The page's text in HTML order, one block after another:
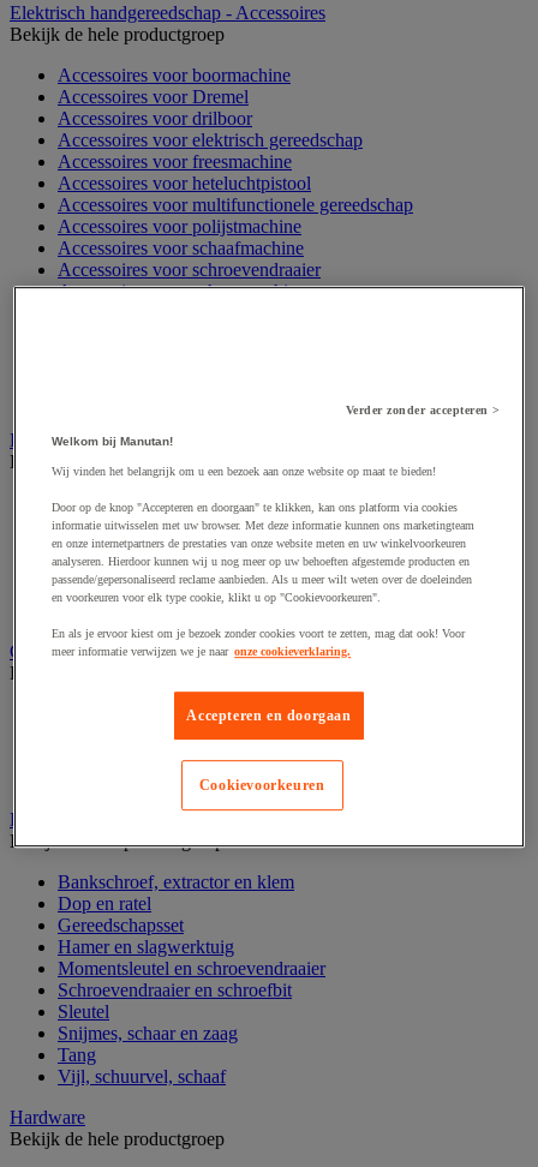
Elektrisch handgereedschap - Accessoires
Bekijk de hele productgroep
Accessoires voor boormachine
Accessoires voor Dremel
Accessoires voor drilboor
Accessoires voor elektrisch gereedschap
Accessoires voor freesmachine
Accessoires voor heteluchtpistool
Accessoires voor multifunctionele gereedschap
Accessoires voor polijstmachine
Accessoires voor schaafmachine
Accessoires voor schroevendraaier
Accessoires voor schuurmachine
Elektrische toebehoren en verlichting
Bekijk de hele productgroep
Accessoires voor elektrisch schakelpaneel
Batterij, oplader en kabel
Elektrische kabel
Elektrische uitrusting
Verlengsnoer, stekkerdoos en kapelhaspel
Wandcontactdoos en schakelaar
Gereedschap opbergen
Bekijk de hele productgroep
Assortimentsdoos en gereedschapkoffer
Gereedschapskist en opbergtas
Gereedschapskoffer en versterkte kist
Verrijdbare werktafel
Handgereedschap
Bekijk de hele productgroep
Bankschroef, extractor en klem
Dop en ratel
Gereedschapsset
Hamer en slagwerktuig
Momentsleutel en schroevendraaier
Schroevendraaier en schroefbit
Sleutel
Snijmes, schaar en zaag
Tang
Vijl, schuurvel, schaaf
Hardware
Bekijk de hele productgroep
Verder zonder accepteren >
Welkom bij Manutan!
Wij vinden het belangrijk om u een bezoek aan onze website op maat te bieden!
Door op de knop "Accepteren en doorgaan" te klikken, kan ons platform via cookies
informatie uitwisselen met uw browser. Met deze informatie kunnen ons marketingteam
en onze internetpartners de prestaties van onze website meten en uw winkelvoorkeuren
analyseren. Hierdoor kunnen wij u nog meer op uw behoeften afgestemde producten en
passende/gepersonaliseerd reclame aanbieden. Als u meer wilt weten over de doeleinden
en voorkeuren voor elk type cookie, klikt u op "Cookievoorkeuren".
En als je ervoor kiest om je bezoek zonder cookies voort te zetten, mag dat ook! Voor
meer informatie verwijzen we je naar onze cookieverklaring.
Accepteren en doorgaan
Cookievoorkeuren